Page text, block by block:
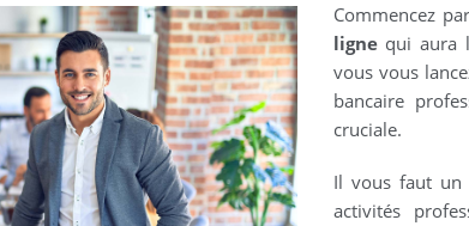
Commencez
lignequi aura
vous vous
bancaire
cruciale.
Il vous faut un
activités